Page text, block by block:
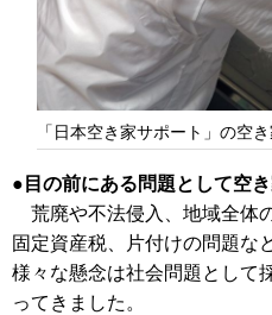
「日本空き家サポート」の空
目の前にある問題として空
荒廃や不法侵入、地域全体
固定資産税、片付けの問題
様々な懸念は社会問題として
ってきました。